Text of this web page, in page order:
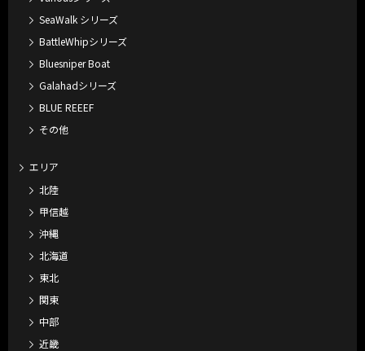
SeaWalk シリーズ
BattleWhipシリーズ
Bluesniper Boat
Galahadシリーズ
BLUE REEEF
その他
エリア
北陸
甲信越
沖縄
北海道
東北
関東
中部
近畿